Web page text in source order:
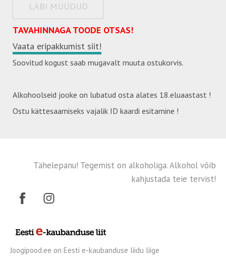
LÄBI MÜÜDUD
TAVAHINNAGA TOODE OTSAS!
Vaata eripakkumist siit!
Soovitud kogust saab mugavalt muuta ostukorvis.
Alkohoolseid jooke on lubatud osta alates 18.eluaastast !
Ostu kättesaamiseks vajalik ID kaardi esitamine !
Tähelepanu! Tegemist on alkoholiga. Alkohol võib
kahjustada teie tervist!
Joogipood.ee on Eesti e-kaubanduse liidu liige